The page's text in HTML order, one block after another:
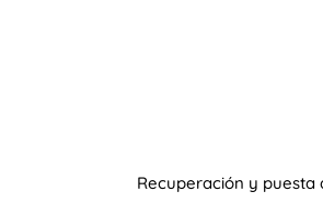
Recuperación y puesta